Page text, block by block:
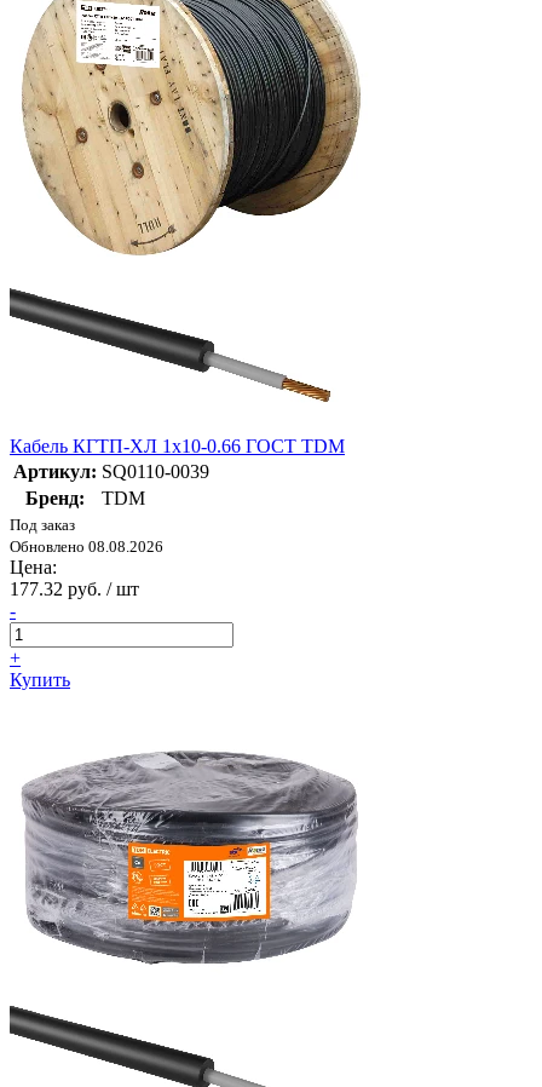
Кабель КГТП-ХЛ 1х10-0.66 ГОСТ TDM
Артикул: SQ0110-0039
Бренд:
TDM
Под заказ
Обновлено 08.08.2026
Цена:
177.32 руб. / шт
-
+
Купить